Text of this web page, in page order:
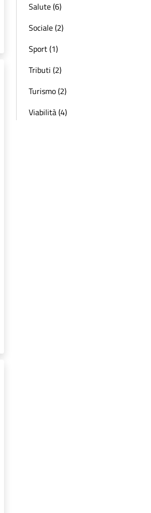
Salute (6)
Sociale (2)
Sport (1)
Tributi (2)
Turismo (2)
Viabilità (4)